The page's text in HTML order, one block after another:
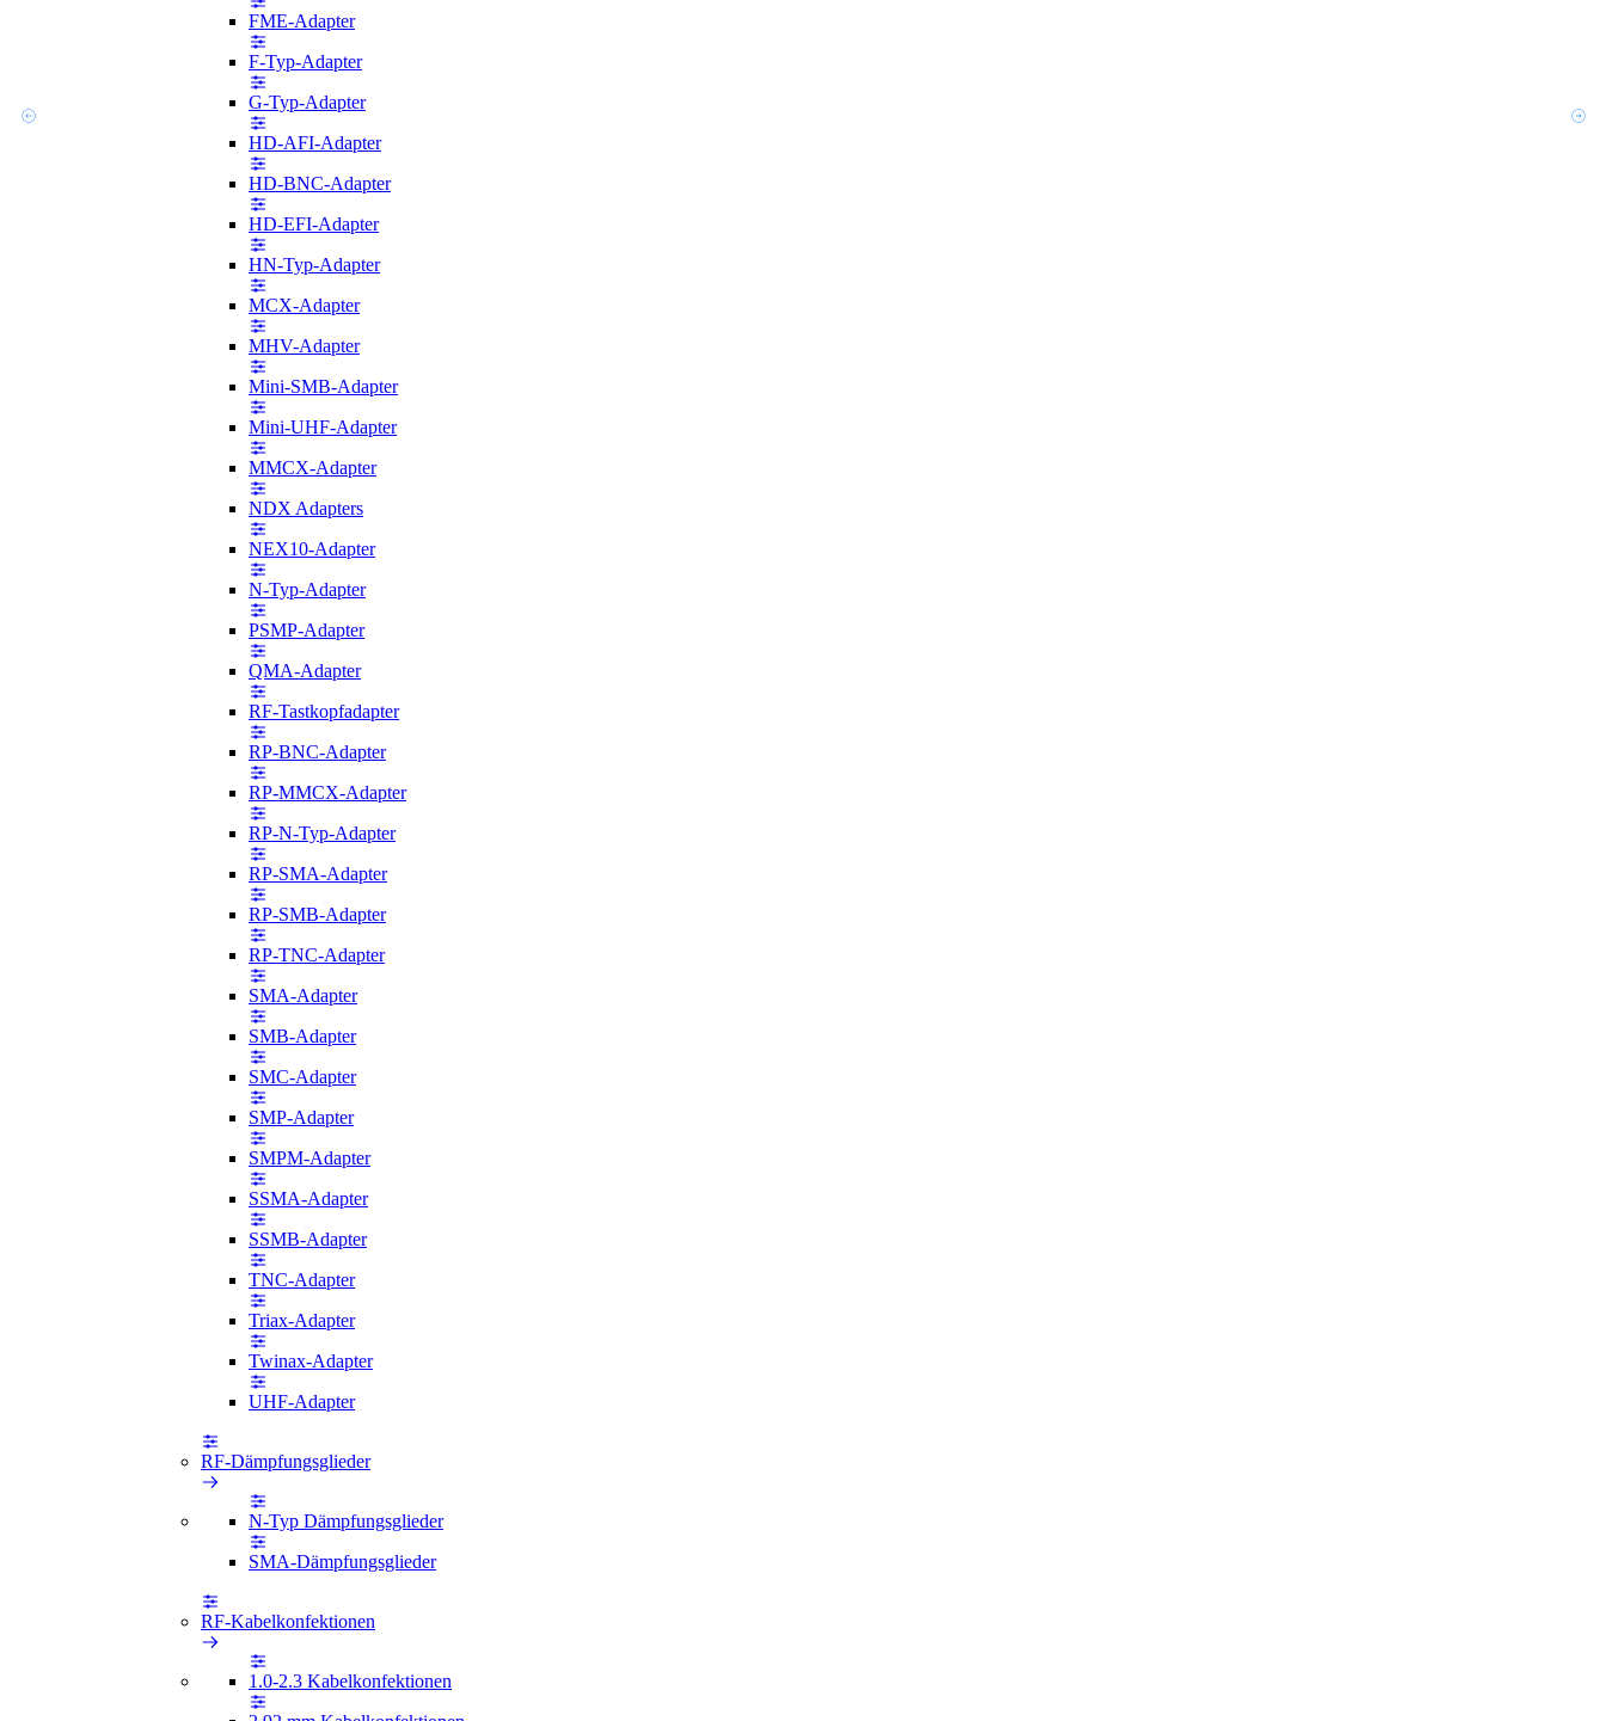
FME-Adapter
F-Typ-Adapter
G-Typ-Adapter
HD-AFI-Adapter
HD-BNC-Adapter
HD-EFI-Adapter
HN-Typ-Adapter
MCX-Adapter
MHV-Adapter
Mini-SMB-Adapter
Mini-UHF-Adapter
MMCX-Adapter
NDX Adapters
NEX10-Adapter
N-Typ-Adapter
PSMP-Adapter
QMA-Adapter
RF-Tastkopfadapter
RP-BNC-Adapter
RP-MMCX-Adapter
RP-N-Typ-Adapter
RP-SMA-Adapter
RP-SMB-Adapter
RP-TNC-Adapter
SMA-Adapter
SMB-Adapter
SMC-Adapter
SMP-Adapter
SMPM-Adapter
SSMA-Adapter
SSMB-Adapter
TNC-Adapter
Triax-Adapter
Twinax-Adapter
UHF-Adapter
RF-Dämpfungsglieder
N-Typ Dämpfungsglieder
SMA-Dämpfungsglieder
RF-Kabelkonfektionen
1.0-2.3 Kabelkonfektionen